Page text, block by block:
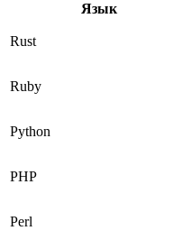
Язык
Rust
Ruby
Python
PHP
Perl